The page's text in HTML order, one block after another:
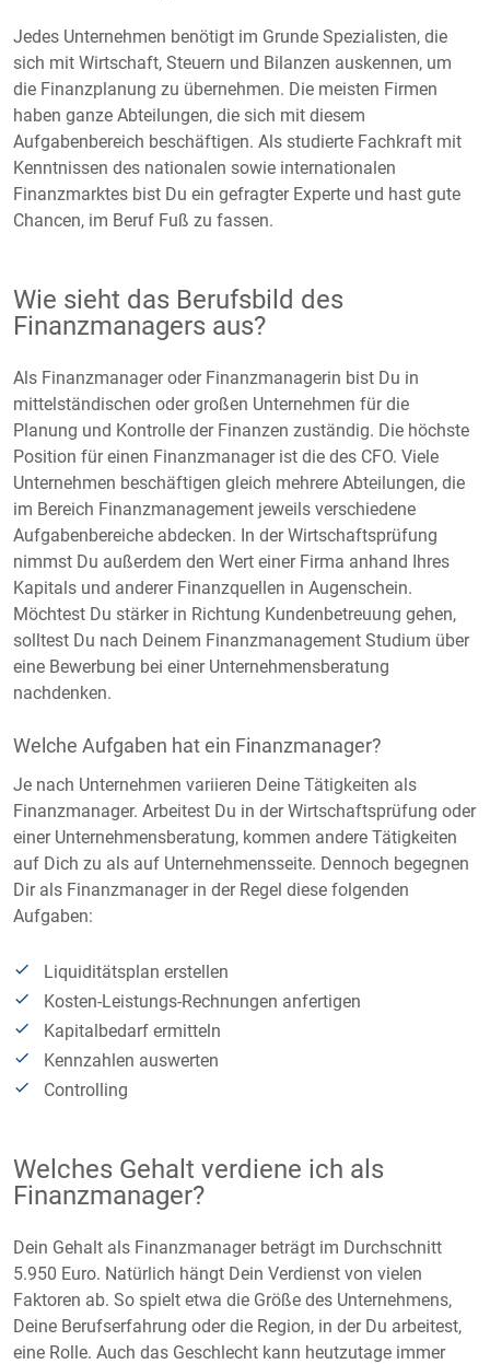
Jedes Unternehmen benötigt im Grunde Spezialisten, die
sich mit Wirtschaft, Steuern und Bilanzen auskennen, um
die Finanzplanung zu übernehmen. Die meisten Firmen
haben ganze Abteilungen, die sich mit diesem
Aufgabenbereich beschäftigen. Als studierte Fachkraft mit
Kenntnissen des nationalen sowie internationalen
Finanzmarktes bist Du ein gefragter Experte und hast gute
Chancen, im Beruf Fuß zu fassen.
Wie sieht das Berufsbild des
Finanzmanagers aus?
Als Finanzmanager oder Finanzmanagerin bist Du in
mittelständischen oder großen Unternehmen für die
Planung und Kontrolle der Finanzen zuständig. Die höchste
Position für einen Finanzmanager ist die des CFO. Viele
Unternehmen beschäftigen gleich mehrere Abteilungen, die
im Bereich Finanzmanagement jeweils verschiedene
Aufgabenbereiche abdecken. In der Wirtschaftsprüfung
nimmst Du außerdem den Wert einer Firma anhand Ihres
Kapitals und anderer Finanzquellen in Augenschein.
Möchtest Du stärker in Richtung Kundenbetreuung gehen,
solltest Du nach Deinem Finanzmanagement Studium über
eine Bewerbung bei einer Unternehmensberatung
nachdenken.
Welche Aufgaben hat ein Finanzmanager?
Je nach Unternehmen variieren Deine Tätigkeiten als
Finanzmanager. Arbeitest Du in der Wirtschaftsprüfung oder
einer Unternehmensberatung, kommen andere Tätigkeiten
auf Dich zu als auf Unternehmensseite. Dennoch begegnen
Dir als Finanzmanager in der Regel diese folgenden
Aufgaben:
Liquiditätsplan erstellen
Kosten-Leistungs-Rechnungen anfertigen
Kapitalbedarf ermitteln
Kennzahlen auswerten
Controlling
Welches Gehalt verdiene ich als
Finanzmanager?
Dein Gehalt als Finanzmanager beträgt im Durchschnitt
5.950 Euro. Natürlich hängt Dein Verdienst von vielen
Faktoren ab. So spielt etwa die Größe des Unternehmens,
Deine Berufserfahrung oder die Region, in der Du arbeitest,
eine Rolle. Auch das Geschlecht kann heutzutage immer